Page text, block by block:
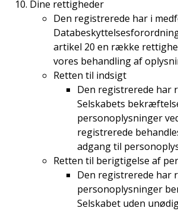
Dine rettigheder
Den registrerede har i
artikel 20 en række
vores behandling af
Retten til indsigt
Den registrerede har
Selskabets
personoplysninger
registrerede
adgang til
Retten til berigtigelse af
Den registrerede har
personoplysninger
Selskabet uden